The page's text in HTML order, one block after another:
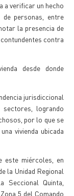
a verificar un hecho
personas, entre
la presencia de
contra
desde donde
jurisdiccional
logrando
por lo que se
vivienda ubicada
este miércoles, en
la Unidad Regional
Quinta,
5 del Comando